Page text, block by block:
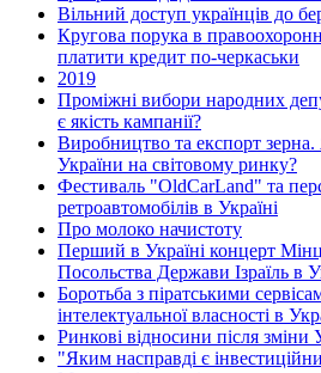
Вільний доступ українців до
Кругова порука в
платити кредит по-черкаськи
2019
Проміжні вибори народних
є якість кампанії?
Виробництво та експорт зерна.
України на світовому ринку?
Фестиваль "OldCarLand" та
ретроавтомобілів в Україні
Про молоко начистоту
Перший в Україні концерт
Посольства Держави Ізраїль в
Боротьба з піратськими
інтелектуальної власності в
Ринкові відносини після
"Яким насправді є